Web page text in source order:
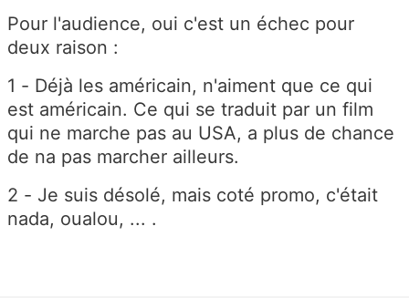
Pour l'audience, oui c'est un échec pour
deux raison :
1 - Déjà les américain, n'aiment que ce qui
est américain. Ce qui se traduit par un film
qui ne marche pas au USA, a plus de chance
de na pas marcher ailleurs.
2 - Je suis désolé, mais coté promo, c'était
nada, oualou, ... .